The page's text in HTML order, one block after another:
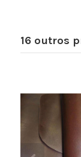
16 outros